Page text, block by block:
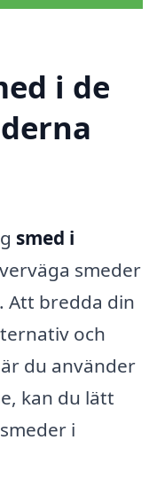
i de
smed i
smeder
Att bredda din
och
du använder
kan du lätt
i